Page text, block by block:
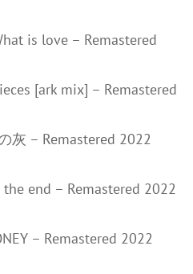
is love – Remastered
[ark mix] – Remastered
灰 – Remastered 2022
the end – Remastered 2022
– Remastered 2022